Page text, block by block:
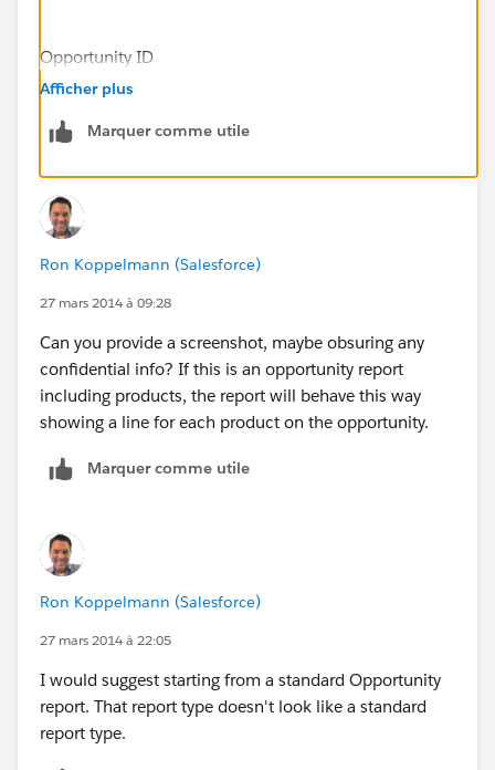
Opportunity ID
Quantity Actual
Forecast Date
1500
11100
12/31/14
006C000000mTLil
1500
12/31/14
006C000000mTLil
1500
11100
12/31/14
006C000000nppNF
8500
12/15/14
1000
8500
006C000000nppNF
1000
8500
Afficher plus
Marquer comme utile
Ron Koppelmann (Salesforce)
27 mars 2014 à 09:28
Can you provide a screenshot, maybe obsuring any
confidential info? If this is an opportunity report
including products, the report will behave this way
showing a line for each product on the opportunity.
Marquer comme utile
Ron Koppelmann (Salesforce)
27 mars 2014 à 22:05
I would suggest starting from a standard Opportunity
report. That report type doesn't look like a standard
report type.